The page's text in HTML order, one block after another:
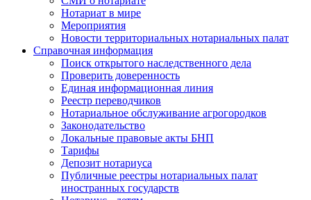
Нотариат в мире
Мероприятия
Новости территориальных нотариальных палат
Справочная информация
Поиск открытого наследственного дела
Проверить доверенность
Единая информационная линия
Реестр переводчиков
Нотариальное обслуживание агрогородков
Законодательство
Локальные правовые акты БНП
Тарифы
Депозит нотариуса
Публичные реестры нотариальных палат
иностранных государств